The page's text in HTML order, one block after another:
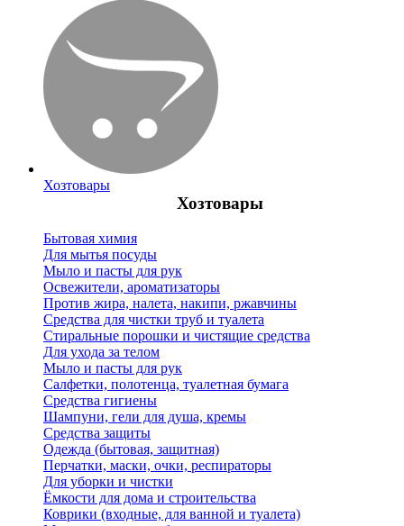
Хозтовары
Хозтовары
Бытовая химия
Для мытья посуды
Мыло и пасты для рук
Освежители, ароматизаторы
Против жира, налета, накипи, ржавчины
Средства для чистки труб и туалета
Стиральные порошки и чистящие средства
Для ухода за телом
Мыло и пасты для рук
Салфетки, полотенца, туалетная бумага
Средства гигиены
Шампуни, гели для душа, кремы
Средства защиты
Одежда (бытовая, защитная)
Перчатки, маски, очки, респираторы
Для уборки и чистки
Ёмкости для дома и строительства
Коврики (входные, для ванной и туалета)